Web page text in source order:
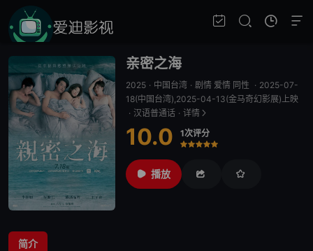
亲密之海
2025 · 中国台湾 · 剧情 爱情 同性 · 2025-07-
18(中国台湾),2025-04-13(金马奇幻影展)上映
· 汉语普通话 · 详情
10.0 1次评分
很差
较差
还行推荐力荐
播放
简介